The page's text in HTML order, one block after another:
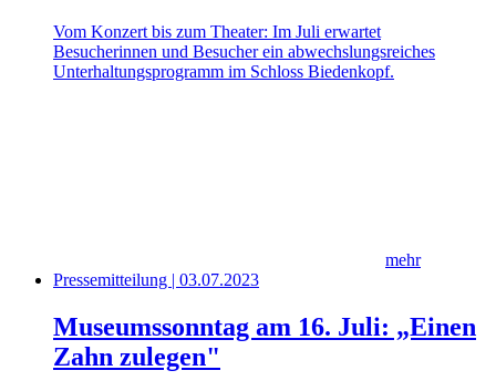
Vom Konzert bis zum Theater: Im Juli erwartet
Besucherinnen und Besucher ein abwechslungsreiches
Unterhaltungsprogramm im Schloss Biedenkopf.
mehr
Pressemitteilung | 03.07.2023
Museumssonntag am 16. Juli: „Einen
Zahn zulegen"